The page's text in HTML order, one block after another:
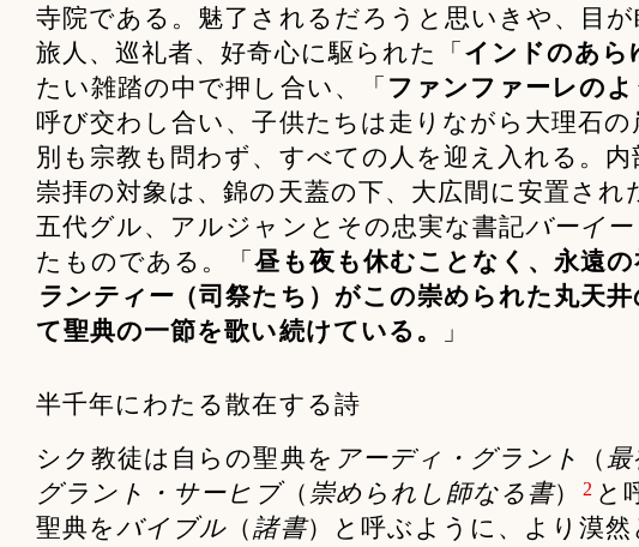
寺院である。魅了されるだろうと思いきや、目
旅人、巡礼者、好奇心に駆られた「 インドのあら
たい雑踏の中で押し合い、「 ファンファーレの
呼び交わし合い、子供たちは走りながら大理石
別も宗教も問わず、すべての人を迎え入れる。
崇拝の対象は、錦の天蓋の下、大広間に安置され
五代グル、アルジャンとその忠実な書記バーイー
たものである。「昼も夜も休むことなく、永遠
ランティー（司祭たち）がこの崇められた丸天
て聖典の一節を歌い続けている。
」
半千年にわたる散在する詩
シク教徒は自らの聖典を アーディ・グラント （
グラント・サーヒブ（ 崇められし師なる書） 2 と
聖典をバイブル （諸書）と呼ぶように、より漠然